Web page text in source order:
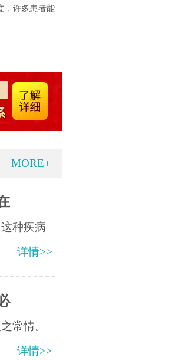
，许多患者能
MORE+
种疾病
详情>>
常情。
详情>>